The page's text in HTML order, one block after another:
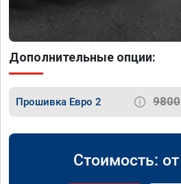
Дополнительные опции:
Прошивка Евро 2 9800
Стоимость: от